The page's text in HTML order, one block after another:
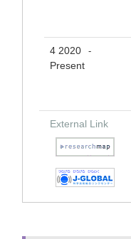
4 2020 -
Present
External Link